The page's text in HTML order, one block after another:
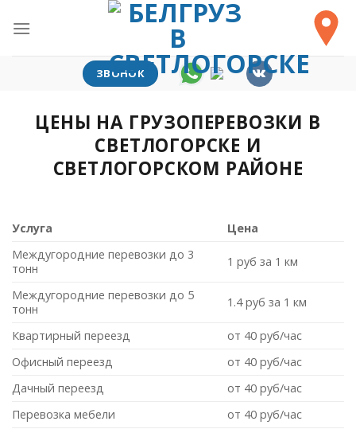
ЗВОНОК
ЦЕНЫ НА ГРУЗОПЕРЕВОЗКИ В
СВЕТЛОГОРСКЕ И
СВЕТЛОГОРСКОМ РАЙОНЕ
Услуга
Цена
Междугородние перевозки до 3
тонн
1 руб за 1 км
Междугородние перевозки до 5
тонн
1.4 руб за 1 км
Квартирный переезд
от 40 руб/час
Офисный переезд
от 40 руб/час
Дачный переезд
от 40 руб/час
Перевозка мебели
от 40 руб/час